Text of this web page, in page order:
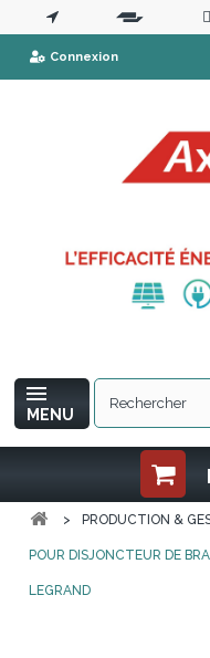
Connexion
MENU
> PRODUCTION &
POUR DISJONCTEUR DE
LEGRAND